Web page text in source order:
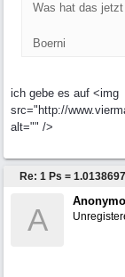
Was hat das
Boerni
ich gebe es auf <img
src="http://
alt="" />
Re: 1 Ps =
A